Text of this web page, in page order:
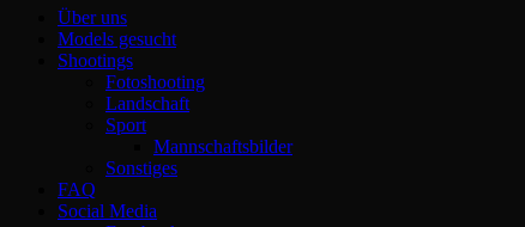
Über uns
Models gesucht
Shootings
Fotoshooting
Landschaft
Sport
Mannschaftsbilder
Sonstiges
FAQ
Social Media